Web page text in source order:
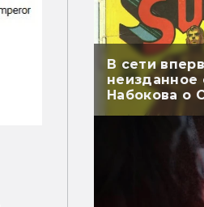
В сети
неизданное
Набокова о
перевели